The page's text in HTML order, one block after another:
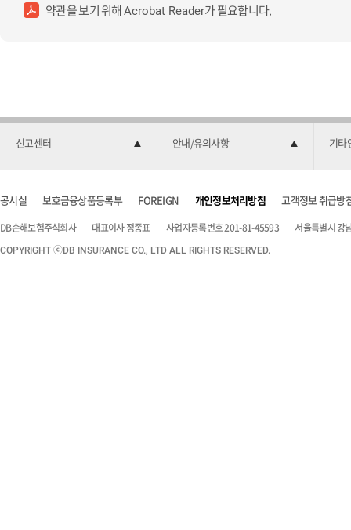
약관을 보기 위해Acrobat Reader가 필요합니다.
신고센터 안내/유의사항 기타
공시실 보호금융상품등록부 FOREIGN 개인정보처리방침 고객정보 취급방
DB손해보험주식회사 대표이사 정종표 사업자등록번호 201-81-45593 서울특별시 강
COPYRIGHT ⓒDB INSURANCE CO., LTD ALL RIGHTS RESERVED.